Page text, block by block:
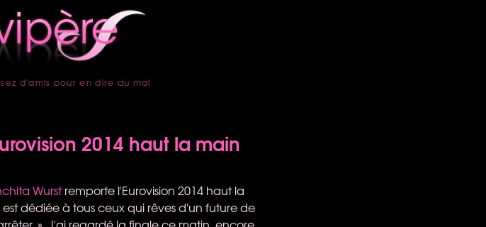
d'amis pour en dire du mal
2014 haut la main
Wurstremporte l'Eurovision 2014 haut la
dédiée à tous ceux qui rêves d'un future de